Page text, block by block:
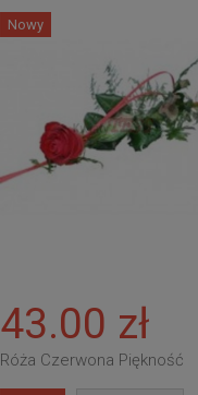
Nowy
43.00 zł
Róża Czerwona Piękność